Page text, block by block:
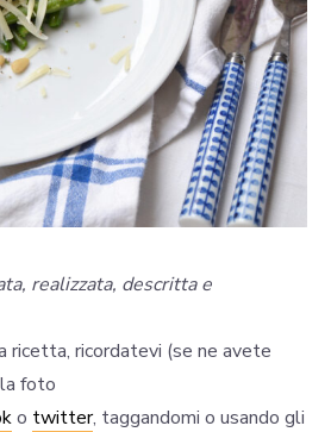
realizzata, descritta e
ricetta, ricordatevi (se ne avete
foto
o twitter, taggandomi o usando gli